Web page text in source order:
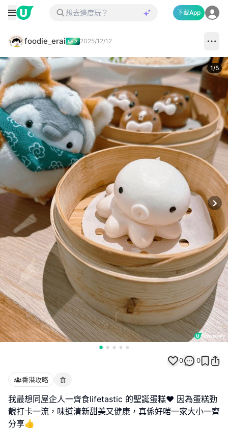
下載App
foodie_erai 2025/12/12
1/5
0 0
香港攻略 食
我最想同屋企人一齊食lifetastic 的聖誕蛋糕❤️ 因為蛋糕勁
靚打卡一流，味道清新甜美又健康，真係好啱一家大小一齊